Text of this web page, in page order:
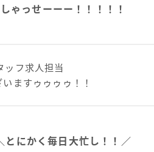
しゃっせーーー！！！！！
ッフ求人担当
ますゥゥゥゥ！！
とにかく毎日大忙し！！／